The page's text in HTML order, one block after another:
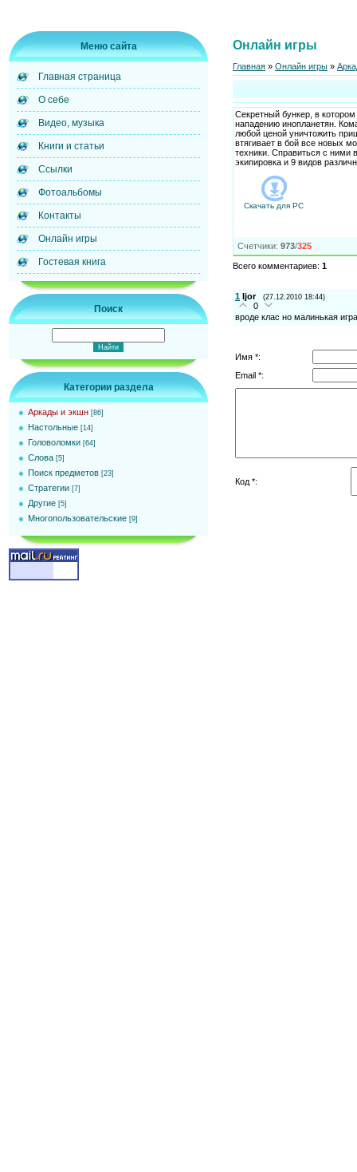
Меню сайта
Главная страница
О себе
Видео, музыка
Книги и статьи
Ссылки
Фотоальбомы
Контакты
Онлайн игры
Гостевая книга
Поиск
Категории раздела
Аркады и экшн [86]
Настольные [14]
Головоломки [64]
Слова [5]
Поиск предметов [23]
Стратегии [7]
Другие [5]
Многопользовательские [9]
Онлайн игры
Главная » Онлайн игры »
Секретный бункер, в
нападению инопланетян.
любой ценой уничтожить
втягивает в бой все новых
техники. Справиться с ними
экипировка и 9 видов
Скачать для PC
Счетчики: 973/325
Всего комментариев: 1
1 Ijor (27.12.2010 18:44)
0
вроде клас но малинькая игра
Имя *:
Email *:
Код *: